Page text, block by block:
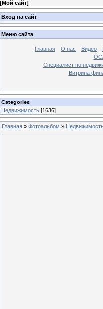
[Мой сайт]
Вход на сайт
Меню сайта
Главная О нас Видео
Специалист по
Витрина
Categories
Недвижимость [1636]
Главная » Фотоальбом » Недвижимость